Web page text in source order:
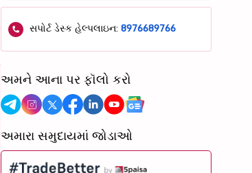
સપોર્ટ ડેસ્ક હેલ્પલાઇન:8976689766
અમને આના પર ફૉલો કરો
અમારા સમુદાયમાં જોડાઓ